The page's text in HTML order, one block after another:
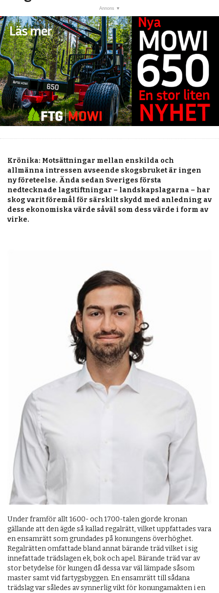
KALENDER
MARKNAD
PRENUMERERA
ANNONSERA
OM OSS
BUTIK
Krönika: Motsättningar mellan enskilda och
allmänna intressen avseende skogsbruket är ingen
ny företeelse. Ända sedan Sveriges första
nedtecknade lagstiftningar – landskapslagarna – har
skog varit föremål för särskilt skydd med anledning av
dess ekonomiska värde såväl som dess värde i form av
virke.
Under framför allt 1600- och 1700-talen gjorde kronan
gällande att den ägde så ­kallad regalrätt, vilket uppfattades vara
en ensamrätt som grundades på konungens överhöghet.
Regalrätten omfattade bland annat bärande träd vilket i sig
innefattade trädslagen ek, bok och apel. Bärande träd var av
stor betydelse för kungen då dessa var väl lämpade såsom
master samt vid fartygsbyggen. En ensamrätt till sådana
trädslag var således av synnerlig vikt för konunga­makten i en